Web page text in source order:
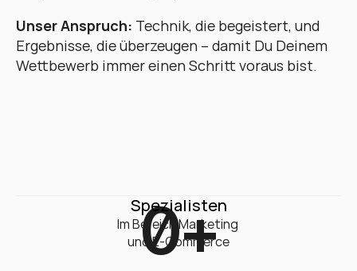
Unser Anspruch: Technik, die begeistert, und
Ergebnisse, die überzeugen – damit Du Deinem
Wettbewerb immer einen Schritt voraus bist.
0+
Spezialisten
Im Bereich Marketing
und E-Commerce